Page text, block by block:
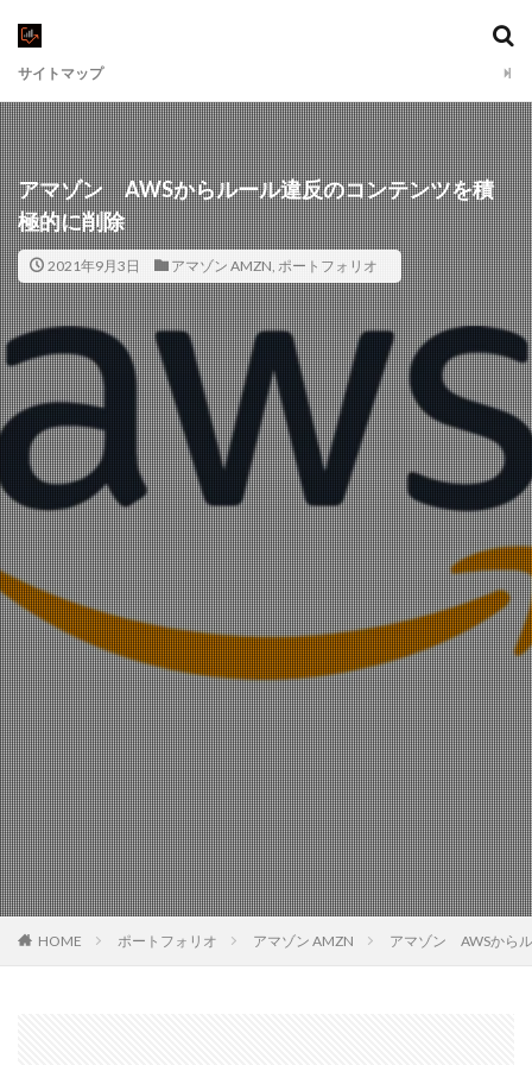
サイトマップ
アマゾン AWSからルール違反のコンテンツを積
極的に削除
2021年9月3日 アマゾン AMZN, ポートフォリオ
HOME ポートフォリオ アマゾン AMZN アマゾン AWSから